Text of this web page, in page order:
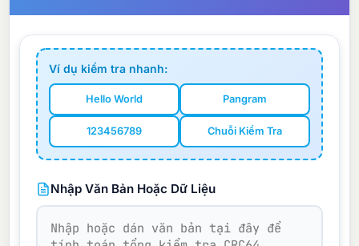
Ví dụ kiểm tra nhanh:
Hello World Pangram
123456789 Chuỗi Kiểm Tra
Nhập Văn Bản Hoặc Dữ Liệu